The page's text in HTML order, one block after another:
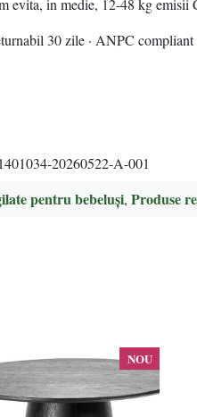
evita, in medie, 12-48 kg
30 zile · ANPC compliant
20260522-A-001
pentru bebeluși, Produse
NOU